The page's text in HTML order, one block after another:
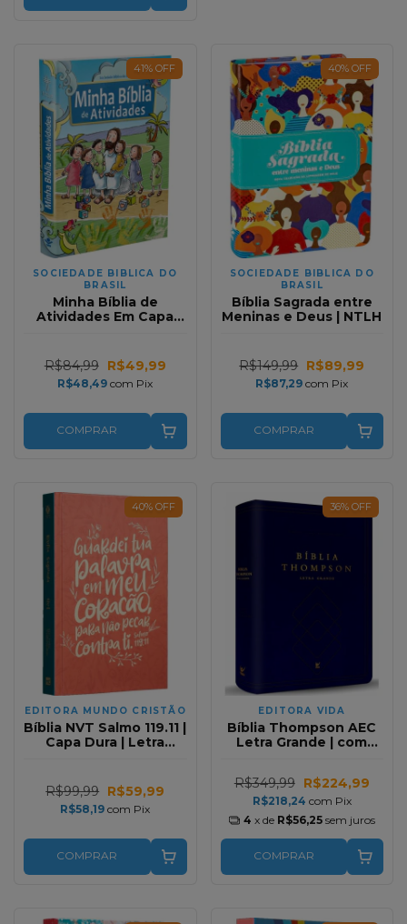
41% OFF
SOCIEDADE BIBLICA DO
BRASIL
Minha Bíblia de
Atividades Em Capa
Prática)
R$84,99 R$49,99
R$48,49com Pix
COMPRAR
40% OFF
SOCIEDADE BIBLICA DO
BRASIL
Bíblia Sagrada entre
Meninas e Deus | NTLH
R$149,99 R$89,99
R$87,29com Pix
COMPRAR
40% OFF
EDITORA MUNDO CRISTÃO
Bíblia NVT Salmo 119.11 |
Capa Dura | Letra
R$99,99 R$59,99
R$58,19com Pix
COMPRAR
36% OFF
EDITORA VIDA
Bíblia Thompson AEC
Letra Grande | com
R$349,99 R$224,99
R$218,24 com Pix
4 x de R$56,25 sem juros
COMPRAR